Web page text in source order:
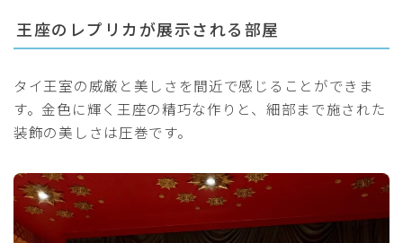
王座のレプリカが展示される部屋
タイ王室の威厳と美しさを間近で感じることができま
す。金色に輝く王座の精巧な作りと、細部まで施された
装飾の美しさは圧巻です。